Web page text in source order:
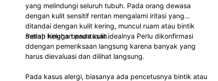
yang melindungi seluruh tubuh. Pada orang dewasa
dengan kulit sensitif rentan mengalami iritasi yang
ditandai dengan kulit kering, muncul ruam atau bintik
merah hingga beruntusan.
Setiap keluhan pada kulit idealnya Perlu dikonfirmasi
ddengan pemeriksaan langsung karena banyak yang
harus dievaluasi dan dilihat langsung.
Pada kasus alergi, biasanya ada pencetusnya bintik atau